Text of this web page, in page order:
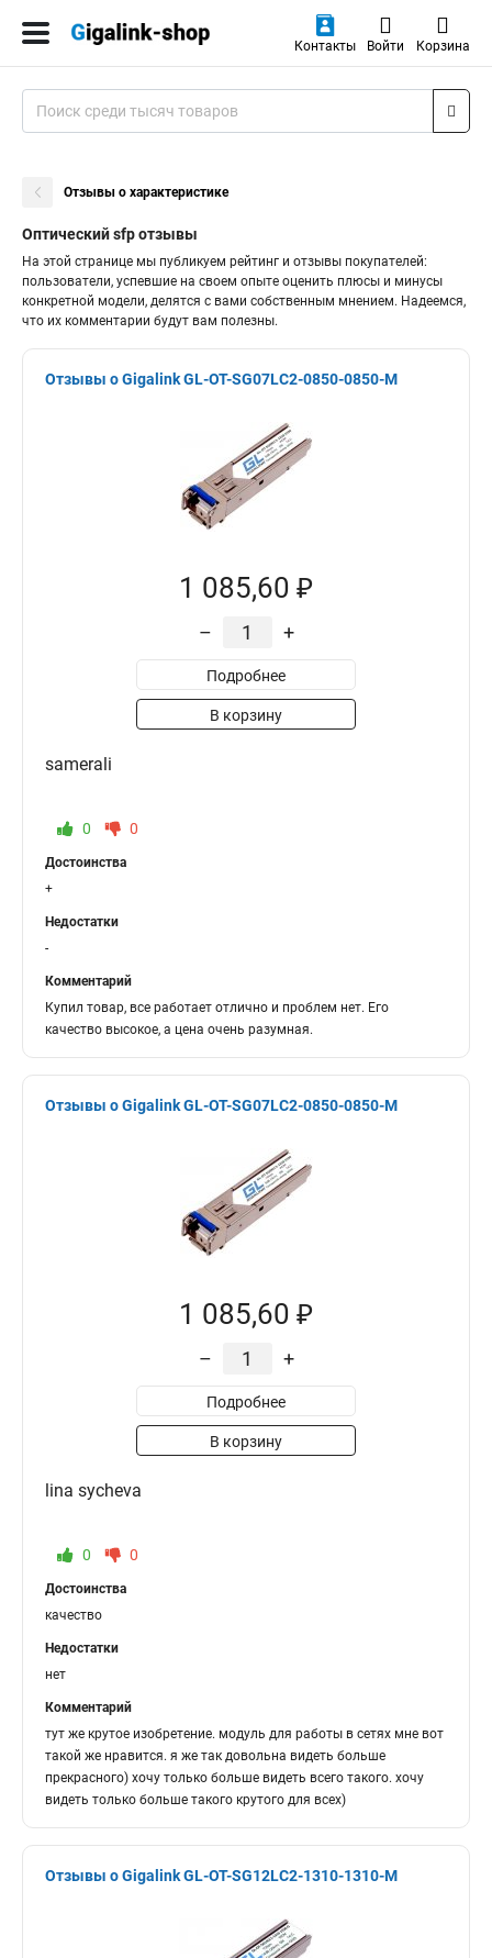
Контакты Войти Корзина
Отзывы о характеристике
Оптический sfp отзывы
На этой странице мы публикуем рейтинг и отзывы покупателей:
пользователи, успевшие на своем опыте оценить плюсы и минусы
конкретной модели, делятся с вами собственным мнением. Надеемся,
что их комментарии будут вам полезны.
Отзывы о Gigalink GL-OT-SG07LC2-0850-0850-M
1 085,60 ₽
– +
Подробнее
В корзину
samerali
0 0
Достоинства
+
Недостатки
-
Комментарий
Купил товар, все работает отлично и проблем нет. Его
качество высокое, а цена очень разумная.
Отзывы о Gigalink GL-OT-SG07LC2-0850-0850-M
1 085,60 ₽
– +
Подробнее
В корзину
lina sycheva
0 0
Достоинства
качество
Недостатки
нет
Комментарий
тут же крутое изобретение. модуль для работы в сетях мне вот
такой же нравится. я же так довольна видеть больше
прекрасного) хочу только больше видеть всего такого. хочу
видеть только больше такого крутого для всех)
Отзывы о Gigalink GL-OT-SG12LC2-1310-1310-M